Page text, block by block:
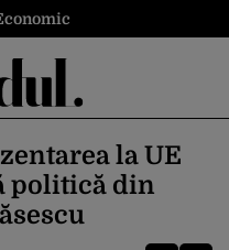
la UE
politică din